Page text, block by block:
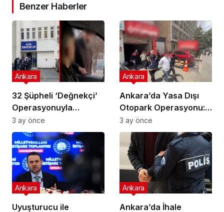
Benzer Haberler
32 Şüpheli ‘Değnekçi’
Operasyonuyla
Yakalandı!
Ankara
3 ay önce
Ankara’da Yasa Dışı
Otopark Operasyonu:
32 Gözaltı
Ankara
3 ay önce
Uyuşturucu ile
Ankara
Ankara’da İhale
Ankara